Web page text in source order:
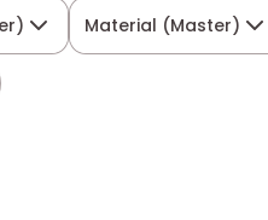
Material (Master)